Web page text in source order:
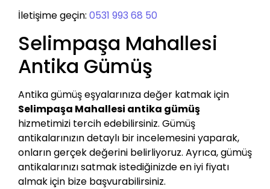
İletişime geçin: 0531 993 68 50
Selimpaşa Mahallesi
Antika Gümüş
Antika gümüş eşyalarınıza değer katmak için
Selimpaşa Mahallesi antika gümüş
hizmetimizi tercih edebilirsiniz. Gümüş
antikalarınızın detaylı bir incelemesini yaparak,
onların gerçek değerini belirliyoruz. Ayrıca, gümüş
antikalarınızı satmak istediğinizde en iyi fiyatı
almak için bize başvurabilirsiniz.